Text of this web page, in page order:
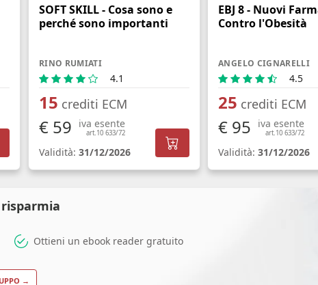
SOFT SKILL - Cosa sono e
perché sono importanti
RINO RUMIATI
4.1
15 crediti ECM
€ 59 iva esente
art.10 633/72
Validità: 31/12/2026
EBJ 8 - Nuovi
Contro l'Obesità
ANGELO CIGNARELLI
4.5
25 crediti ECM
€ 95 iva esente
art.10 633/72
Validità:31/12/2026
Ottieni un ebook reader gratuito
→